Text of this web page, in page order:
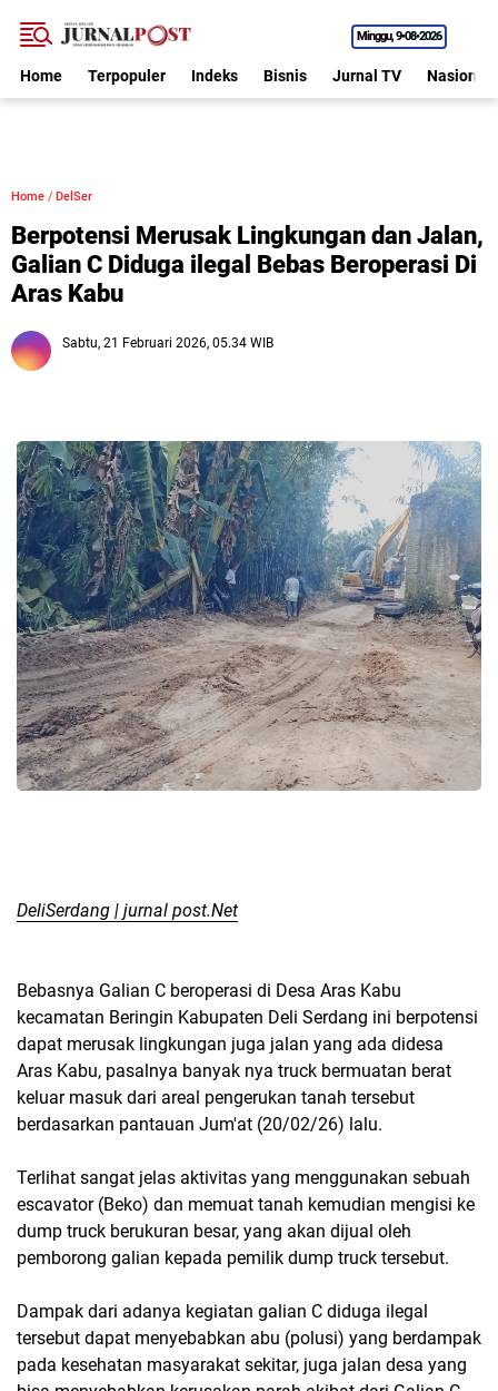
Minggu 9•08•2026
Home Terpopuler Indeks Bisnis Jurnal TV Nasional
Home / DelSer
Berpotensi Merusak Lingkungan dan Jalan,
Galian C Diduga ilegal Bebas Beroperasi Di
Aras Kabu
Sabtu, 21 Februari 2026, 05.34 WIB
DeliSerdang | jurnal post.Net
Bebasnya Galian C beroperasi di Desa Aras Kabu
kecamatan Beringin Kabupaten Deli Serdang ini berpotensi
dapat merusak lingkungan juga jalan yang ada didesa
Aras Kabu, pasalnya banyak nya truck bermuatan berat
keluar masuk dari areal pengerukan tanah tersebut
berdasarkan pantauan Jum'at (20/02/26) lalu.
Terlihat sangat jelas aktivitas yang menggunakan sebuah
escavator (Beko) dan memuat tanah kemudian mengisi ke
dump truck berukuran besar, yang akan dijual oleh
pemborong galian kepada pemilik dump truck tersebut.
Dampak dari adanya kegiatan galian C diduga ilegal
tersebut dapat menyebabkan abu (polusi) yang berdampak
pada kesehatan masyarakat sekitar, juga jalan desa yang